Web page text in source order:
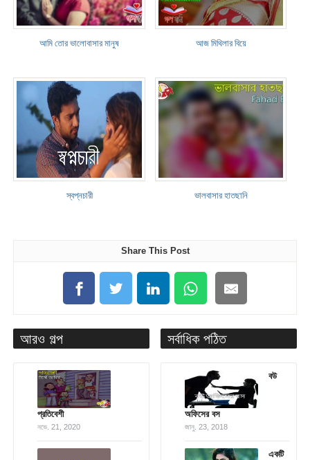
আমি তোর ভালোবাসার মানুষ আজ মিথিলার বিয়ে
স্বপ্নচারী ভালবাসার হাতছানি
Share This Post
আরও গল্প
প্রতিবেশী
নভে. 21, 2020
সর্বাধিক পঠিত
বউ
অফিসের বস
জানু. 23, 2018
একটি